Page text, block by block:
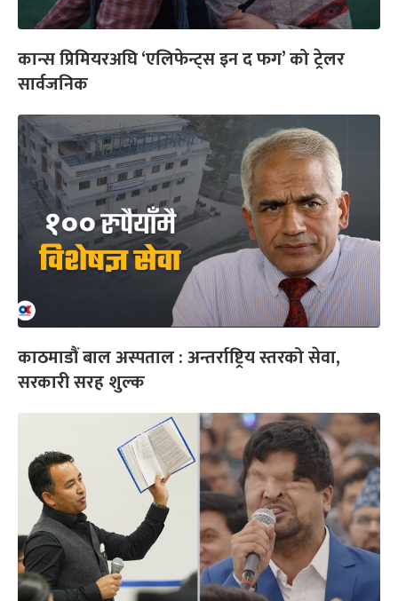
कान्स प्रिमियरअघि ‘एलिफेन्ट्स इन द फग’ को ट्रेलर
सार्वजनिक
काठमाडौं बाल अस्पताल : अन्तर्राष्ट्रिय स्तरको सेवा,
सरकारी सरह शुल्क